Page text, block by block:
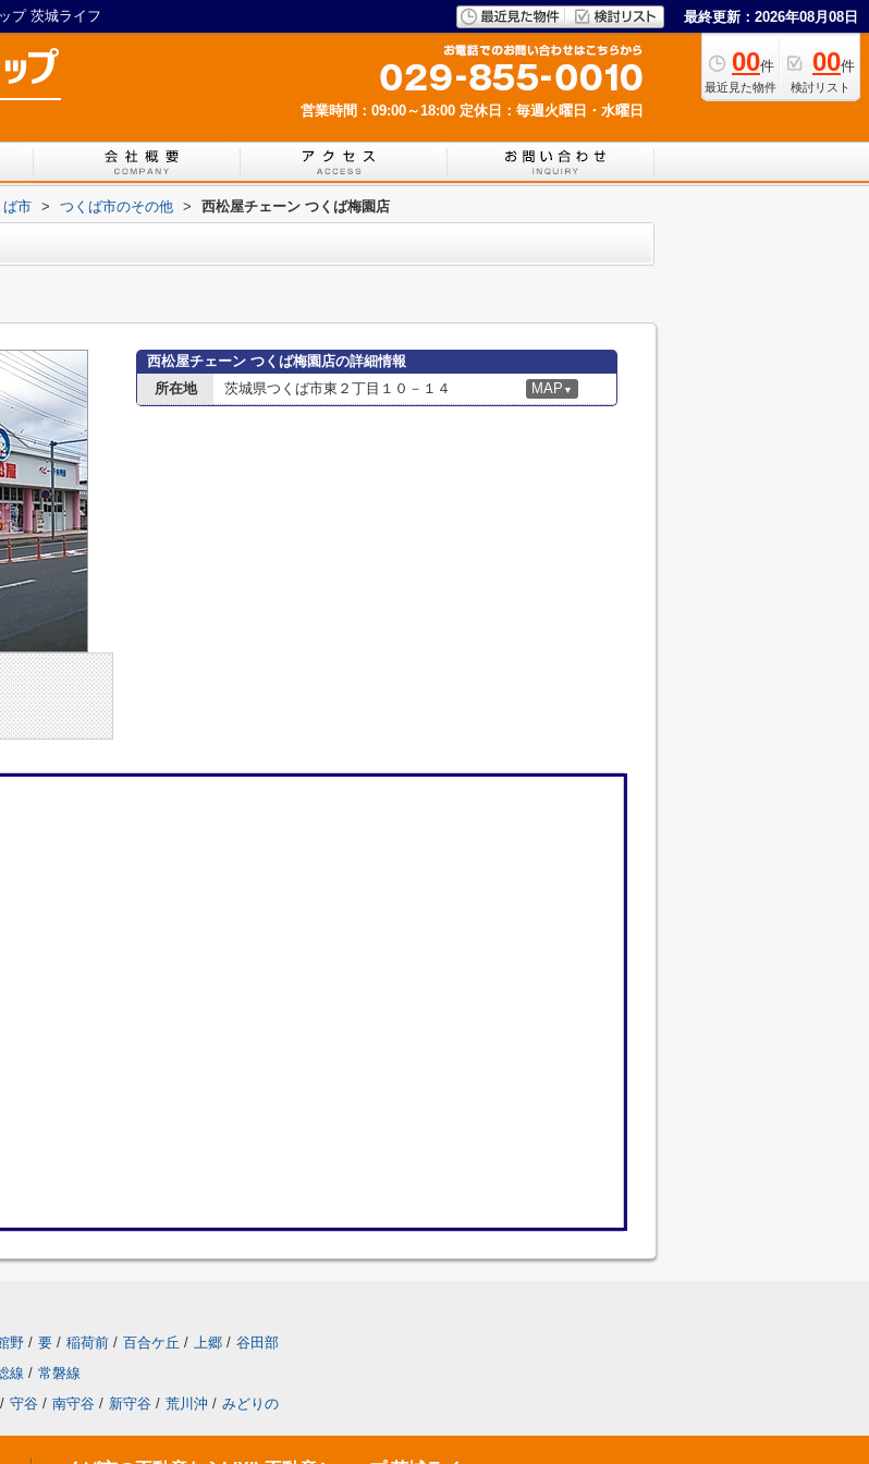
プ 茨城ライフ 最終更新：2026年08月08日
00件
最近見た物件
00件
検討リスト
営業時間：09:00～18:00 定休日：毎週火曜日・水曜日
ば市 > つくば市のその他 > 西松屋チェーン つくば梅園店
西松屋チェーン つくば梅園店の詳細情報
所在地
茨城県つくば市東２丁目１０－１４ MAP ▼
野 / 要 / 稲荷前 / 百合ケ丘 / 上郷 / 谷田部
線 / 常磐線
/ 守谷 / 南守谷 / 新守谷 / 荒川沖 / みどりの